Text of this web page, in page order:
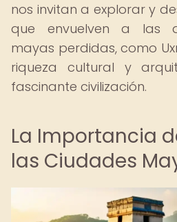
nos invitan a explorar y
que envuelven a las
mayas perdidas, como
riqueza cultural y
fascinante civilización.
La Importancia
las Ciudades